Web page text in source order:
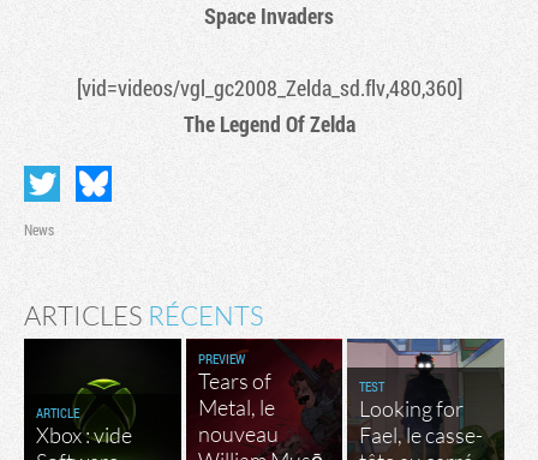
Space Invaders
[vid=videos/vgl_gc2008_Zelda_sd.flv,480,360]
The Legend Of Zelda
News
ARTICLES RÉCENTS
ARTICLE
Xbox : vide
PREVIEW
Tears of
Metal, le
nouveau
TEST
Looking for
Fael, le casse-